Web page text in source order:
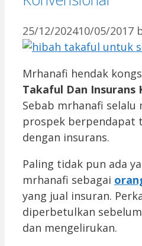
25/12/202410/05/2017
Mrhanafi hendak
Takaful Dan Insurans
Sebab mrhanafi selalu
prospek berpendapat
dengan insurans.
Paling tidak pun ada
mrhanafi sebagai
yang jual insuran.
diperbetulkan
dan mengelirukan.